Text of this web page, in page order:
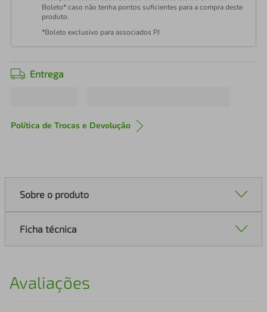
Boleto* caso não tenha pontos suficientes para a compra deste
produto.
*Boleto exclusivo para associados PJ
Entrega
Política de Trocas e Devolução
Sobre o produto
Ficha técnica
Avaliações